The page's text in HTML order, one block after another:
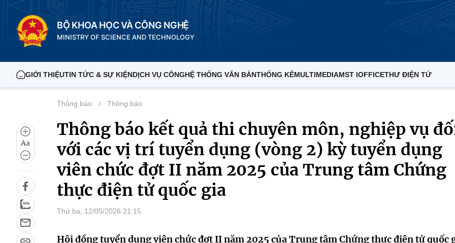
BỘ KHOA HỌC VÀ CÔNG NGHỆ
MINISTRY OF SCIENCE AND TECHNOLOGY
GIỚI THIỆUTIN TỨC & SỰ KIỆNDỊCH VỤ CÔNGHỆ THỐNG VĂN BẢNTHỐNG KÊMULTIMEDIAMST IOFFICETHƯ ĐIỆN TỬ
Aa
Thông báo Thông báo
Thông báo kết quả thi chuyên môn, nghiệp vụ
với các vị trí tuyển dụng (vòng 2) kỳ tuyển dụng
viên chức đợt II năm 2025 của Trung tâm Chứng
thực điện tử quốc gia
Thứ ba, 12/05/2026 21:15
Hội đồng tuyển dụng viên chức đợt II năm 2025 của Trung tâm Chứng thực điện tử quốc